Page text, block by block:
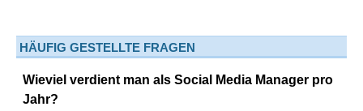
HÄUFIG GESTELLTE FRAGEN
Wieviel verdient man als Social Media Manager pro
Jahr?